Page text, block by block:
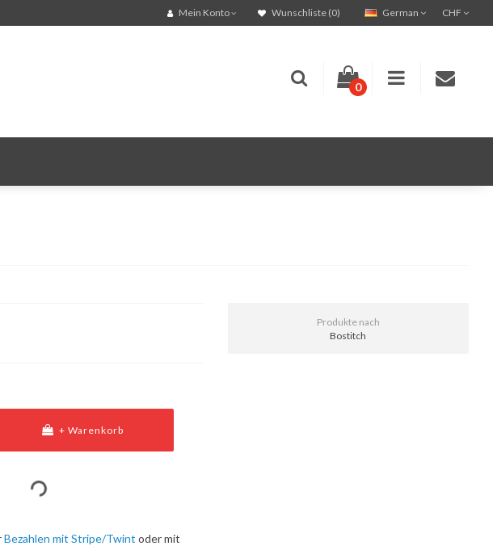
CHF
German
Mein Konto Wunschliste (0)
0
+ Warenkorb
Bezahlen mit Stripe/Twint oder mit
Produkte nach
Bostitch